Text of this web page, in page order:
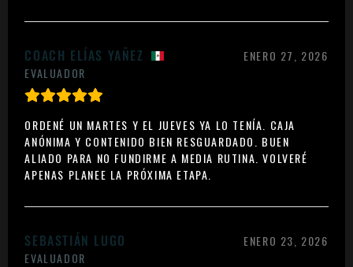
COACH ELÍAS YAÑEZ
EVALUADOR
ENERO 27, 2026
ORDENÉ UN MARTES Y EL JUEVES YA LO TENÍA. CAJA
ANÓNIMA Y CONTENIDO BIEN RESGUARDADO. BUEN
ALIADO PARA NO FUNDIRME A MEDIA RUTINA. VOLVERÉ
APENAS PLANEE LA PRÓXIMA ETAPA.
SEBASTIÁN LUGO
EVALUADOR
ENERO 23, 2026